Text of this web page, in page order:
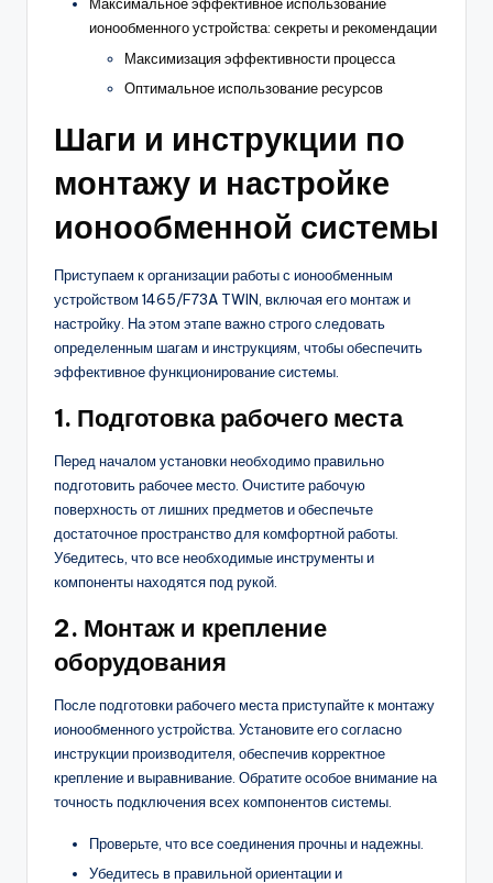
Максимальное эффективное использование
ионообменного устройства: секреты и рекомендации
Максимизация эффективности процесса
Оптимальное использование ресурсов
Шаги и инструкции по
монтажу и настройке
ионообменной системы
Приступаем к организации работы с ионообменным
устройством 1465/F73A TWIN, включая его монтаж и
настройку. На этом этапе важно строго следовать
определенным шагам и инструкциям, чтобы обеспечить
эффективное функционирование системы.
1. Подготовка рабочего места
Перед началом установки необходимо правильно
подготовить рабочее место. Очистите рабочую
поверхность от лишних предметов и обеспечьте
достаточное пространство для комфортной работы.
Убедитесь, что все необходимые инструменты и
компоненты находятся под рукой.
2. Монтаж и крепление
оборудования
После подготовки рабочего места приступайте к монтажу
ионообменного устройства. Установите его согласно
инструкции производителя, обеспечив корректное
крепление и выравнивание. Обратите особое внимание на
точность подключения всех компонентов системы.
Проверьте, что все соединения прочны и надежны.
Убедитесь в правильной ориентации и